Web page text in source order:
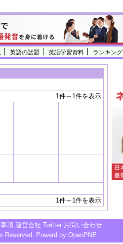
英語の話題 英語学習資料 ランキング
1件～1件を表示
1件～1件を表示
項 運営会社 Twitter お問い合わせ
Reserved. Powerd by OpenPNE